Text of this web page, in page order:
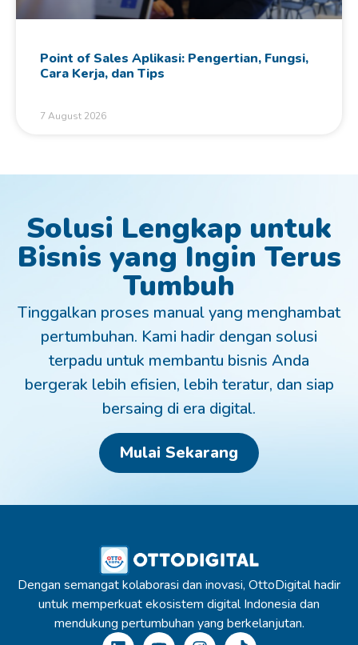
Point of Sales Aplikasi: Pengertian, Fungsi,
Cara Kerja, dan Tips
7 August 2026
Solusi Lengkap untuk
Bisnis yang Ingin Terus
Tumbuh
Tinggalkan proses manual yang menghambat
pertumbuhan. Kami hadir dengan solusi
terpadu untuk membantu bisnis Anda
bergerak lebih efisien, lebih teratur, dan siap
bersaing di era digital.
Mulai Sekarang
Dengan semangat kolaborasi dan inovasi, OttoDigital hadir
untuk memperkuat ekosistem digital Indonesia dan
mendukung pertumbuhan yang berkelanjutan.